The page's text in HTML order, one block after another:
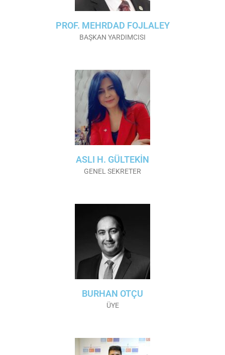
PROF. MEHRDAD FOJLALEY
BAŞKAN YARDIMCISI
ASLI H. GÜLTEKİN
GENEL SEKRETER
BURHAN OTÇU
ÜYE